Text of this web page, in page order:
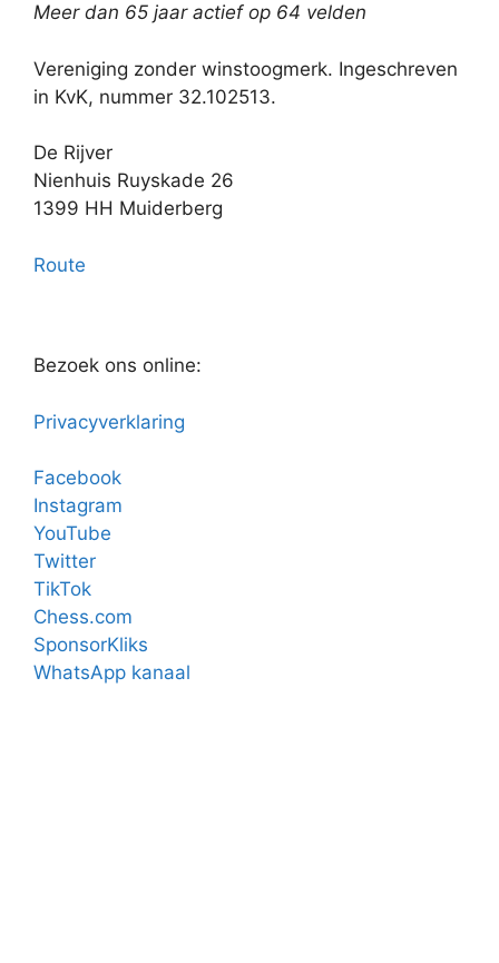
Meer dan 65 jaar actief op 64 velden
Vereniging zonder winstoogmerk. Ingeschreven
in KvK, nummer 32.102513.
De Rijver
Nienhuis Ruyskade 26
1399 HH Muiderberg
Route
Bezoek ons online:
Privacyverklaring
Facebook
Instagram
YouTube
Twitter
TikTok
Chess.com
SponsorKliks
WhatsApp kanaal